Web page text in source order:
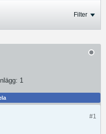
Filter
Inlägg: 1
#1